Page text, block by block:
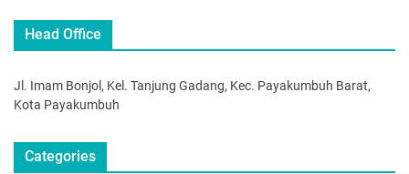
Head Office
Jl. Imam Bonjol, Kel. Tanjung Gadang, Kec. Payakumbuh Barat,
Kota Payakumbuh
Categories